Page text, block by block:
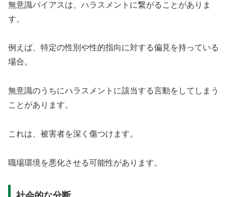
無意識バイアスは、ハラスメントに繋がることがありま
す。
例えば、特定の性別や性的指向に対する偏見を持っている
場合。
無意識のうちにハラスメントに該当する言動をしてしまう
ことがあります。
これは、被害者を深く傷つけます。
職場環境を悪化させる可能性があります。